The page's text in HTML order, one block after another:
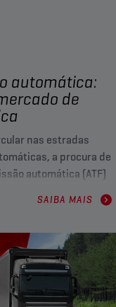
automática:
de
nas estradas
a procura de
automática (ATF)
pós-venda. Neste
tipos de
Champion melhoram o
SAIBA MAIS